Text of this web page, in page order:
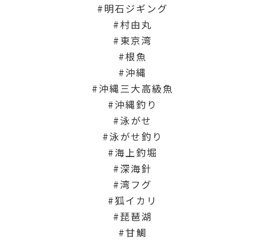
明石ジギング
村由丸
東京湾
根魚
沖縄
沖縄三大高級魚
沖縄釣り
泳がせ
泳がせ釣り
海上釣堀
深海針
湾フグ
狐イカリ
琵琶湖
甘鯛